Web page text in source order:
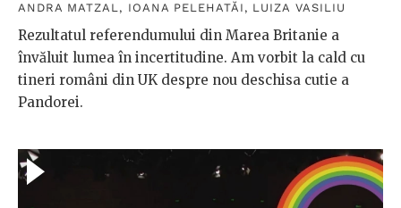
ANDRA MATZAL, IOANA PELEHATĂI , LUIZA VASILIU
Rezultatul referendumului din Marea Britanie a
învăluit lumea în incertitudine. Am vorbit la cald cu
tineri români din UK despre nou deschisa cutie a
Pandorei.